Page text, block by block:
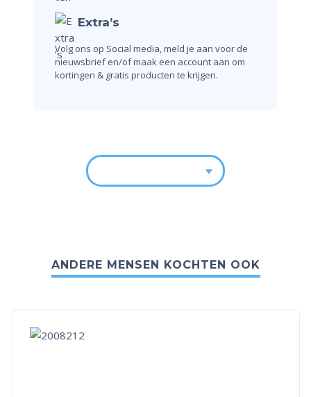
Extra’s
Volg ons op Social media, meld je aan voor de
nieuwsbrief en/of maak een account aan om
kortingen & gratis producten te krijgen.
ANDERE MENSEN KOCHTEN OOK